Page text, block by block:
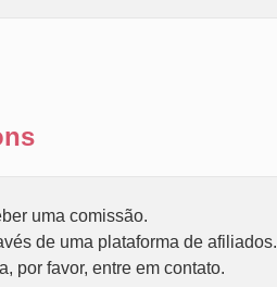
uma comissão.
de uma plataforma de afiliados.
por favor, entre em contato.